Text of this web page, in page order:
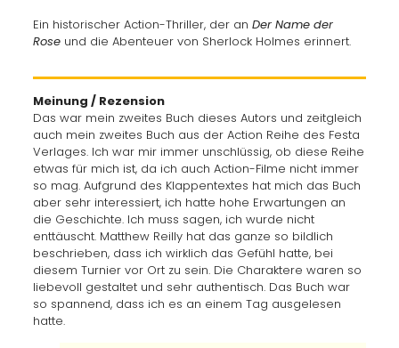
Ein historischer Action-Thriller, der an Der Name der
Roseund die Abenteuer von Sherlock Holmes erinnert.
Meinung / Rezension
Das war mein zweites Buch dieses Autors und zeitgleich
auch mein zweites Buch aus der Action Reihe des Festa
Verlages. Ich war mir immer unschlüssig, ob diese Reihe
etwas für mich ist, da ich auch Action-Filme nicht immer
so mag. Aufgrund des Klappentextes hat mich das Buch
aber sehr interessiert, ich hatte hohe Erwartungen an
die Geschichte. Ich muss sagen, ich wurde nicht
enttäuscht. Matthew Reilly hat das ganze so bildlich
beschrieben, dass ich wirklich das Gefühl hatte, bei
diesem Turnier vor Ort zu sein. Die Charaktere waren so
liebevoll gestaltet und sehr authentisch. Das Buch war
so spannend, dass ich es an einem Tag ausgelesen
hatte.